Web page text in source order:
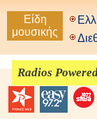
Είδη
μουσικής
Radios